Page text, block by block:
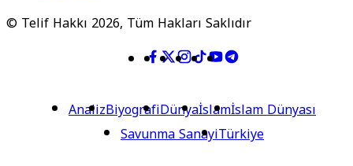
© Telif Hakkı 2026, Tüm Hakları Saklıdır
AnalizBiyografiDünyaİslamİslam Dünyası
Savunma SanayiTürkiye